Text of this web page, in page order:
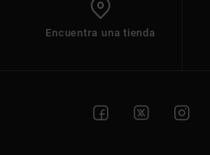
Encuentra una tienda